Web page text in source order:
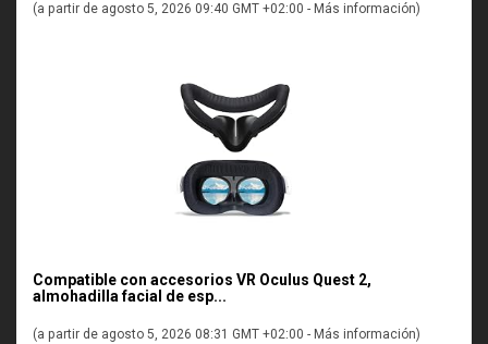
(a partir de agosto 5, 2026 09:40 GMT +02:00 - Más información)
Compatible con accesorios VR Oculus Quest 2,
almohadilla facial de esp...
(a partir de agosto 5, 2026 08:31 GMT +02:00 - Más información)